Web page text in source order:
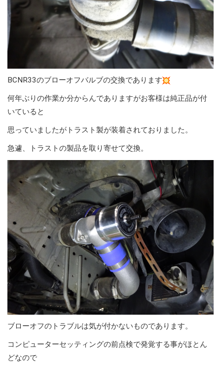
BCNR33のブローオフバルブの交換であります
何年ぶりの作業か分からんでありますがお客様は純正品が付
いていると
思っていましたがトラスト製が装着されておりました。
急遽、トラストの製品を取り寄せて交換。
ブローオフのトラブルは気が付かないものであります。
コンピューターセッティングの前点検で発覚する事がほとん
どなので